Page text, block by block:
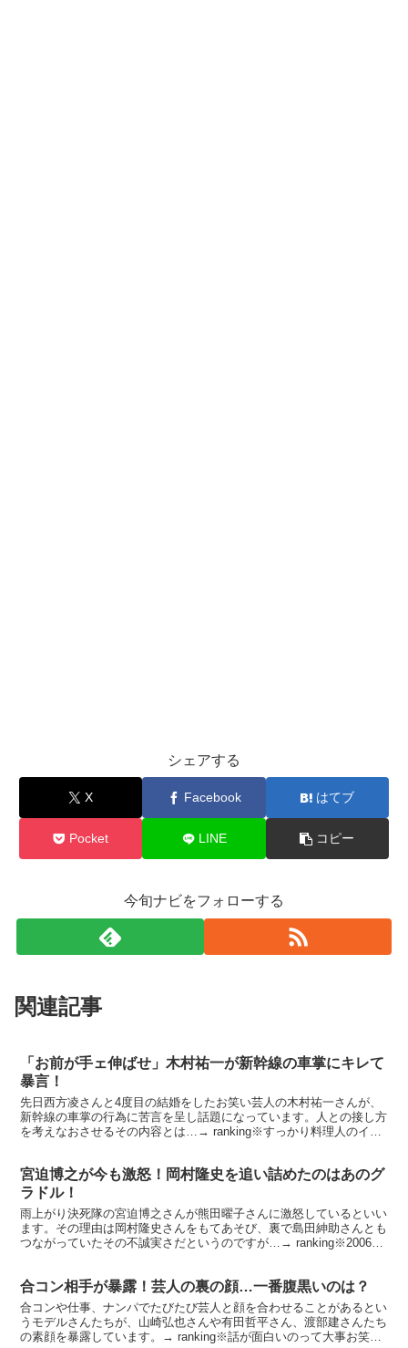
シェアする
X Facebook はてブ
Pocket LINE コピー
今旬ナビをフォローする
関連記事
「お前が手ェ伸ばせ」木村祐一が新幹線の車掌にキレて
暴言！
先日西方凌さんと4度目の結婚をしたお笑い芸人の木村祐一さんが、
新幹線の車掌の行為に苦言を呈し話題になっています。人との接し方
を考えなおさせるその内容とは…→ ranking※すっかり料理人のイメ
宮迫博之が今も激怒！岡村隆史を追い詰めたのはあのグ
ラドル！
雨上がり決死隊の宮迫博之さんが熊田曜子さんに激怒しているといい
ます。その理由は岡村隆史さんをもてあそび、裏で島田紳助さんとも
つながっていたその不誠実さだというのですが…→ ranking※2006年
合コン相手が暴露！芸人の裏の顔…一番腹黒いのは？
合コンや仕事、ナンパでたびたび芸人と顔を合わせることがあるとい
うモデルさんたちが、山崎弘也さんや有田哲平さん、渡部建さんたち
の素顔を暴露しています。→ ranking※話が面白いのって大事お笑い